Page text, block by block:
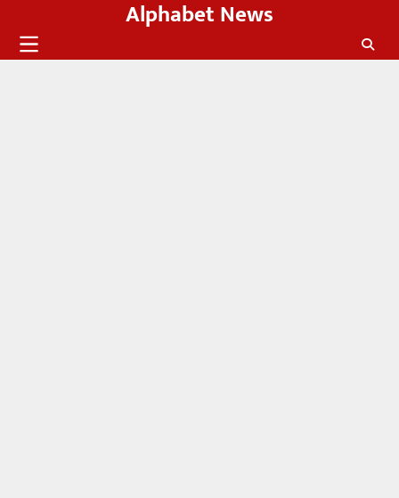
content
Alphabet News